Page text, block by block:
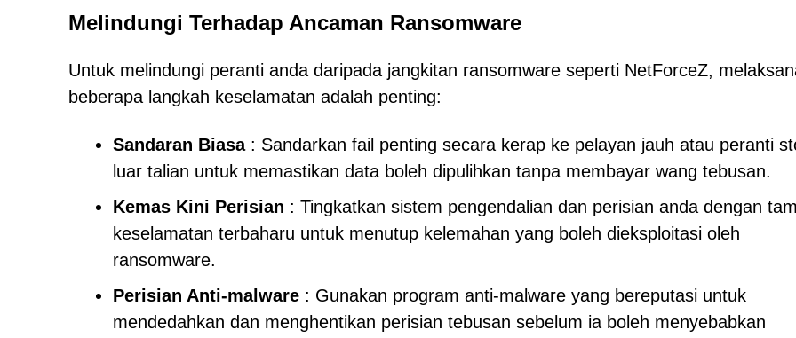
Melindungi Terhadap Ancaman Ransomware
Untuk melindungi peranti anda daripada jangkitan ransomware seperti NetForceZ,
beberapa langkah keselamatan adalah penting:
Sandaran Biasa: Sandarkan fail penting secara kerap ke pelayan jauh atau peranti
luar talian untuk memastikan data boleh dipulihkan tanpa membayar wang tebusan.
Kemas Kini Perisian : Tingkatkan sistem pengendalian dan perisian anda dengan
keselamatan terbaharu untuk menutup kelemahan yang boleh dieksploitasi oleh
ransomware.
Perisian Anti-malware : Gunakan program anti-malware yang bereputasi untuk
mendedahkan dan menghentikan perisian tebusan sebelum ia boleh menyebabkan